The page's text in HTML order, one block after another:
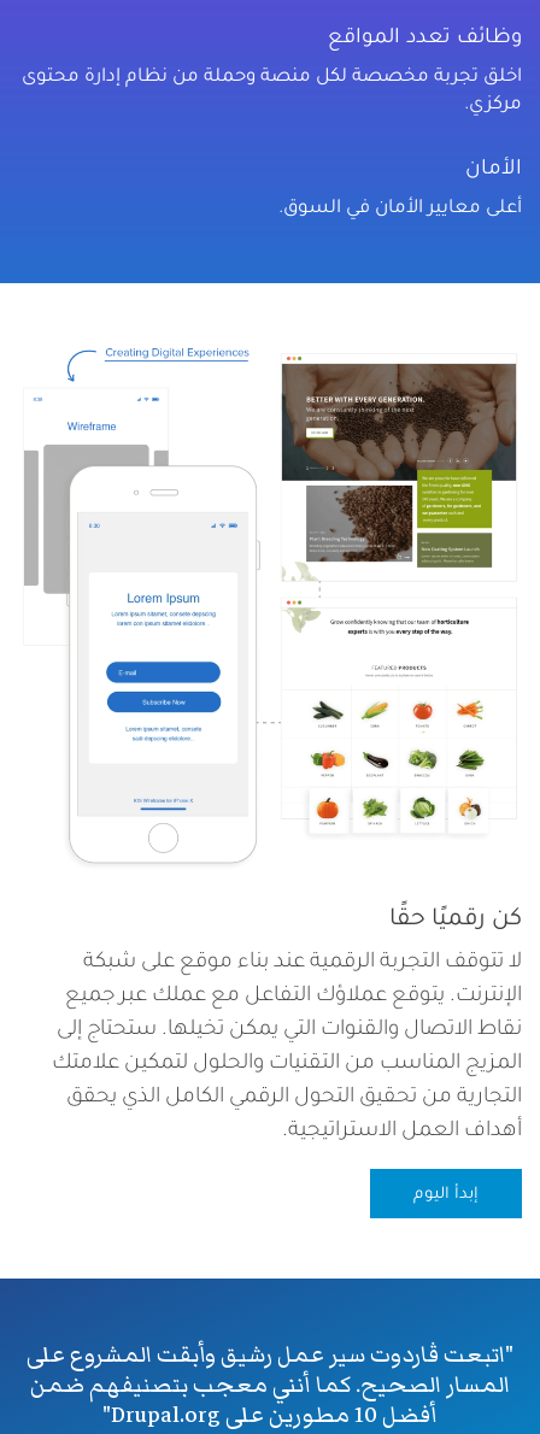
وظائف تعدد المواقع
اخلق تجربة مخصصة لكل منصة وحملة من نظام إدارة محتوى
مركزي.
الأمان
أعلى معايير الأمان في السوق.
الصورة
كن رقميًا حقًا
لا تتوقف التجربة الرقمية عند بناء موقع على شبكة
الإنترنت. يتوقع عملاؤك التفاعل مع عملك عبر جميع
نقاط الاتصال والقنوات التي يمكن تخيلها. ستحتاج إلى
المزيج المناسب من التقنيات والحلول لتمكين علامتك
التجارية من تحقيق التحول الرقمي الكامل الذي يحقق
أهداف العمل الاستراتيجية.
إبدأ اليوم
"اتبعت ڤاردوت سير عمل رشيق وأبقت المشروع على
المسار الصحيح. كما أنني معجب بتصنيفهم ضمن
أفضل 10 مطورين على Drupal.org"